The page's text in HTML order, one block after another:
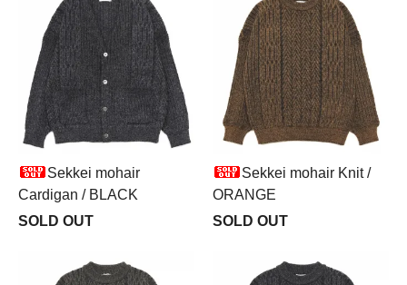
Sekkei mohair
Cardigan / BLACK
SOLD OUT
Sekkei mohair Knit /
ORANGE
SOLD OUT